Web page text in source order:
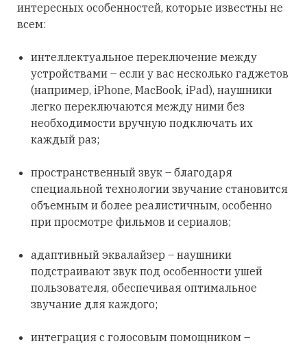
интересных особенностей, которые известны не
всем:
интеллектуальное переключение между
устройствами – если у вас несколько гаджетов
(например, iPhone, MacBook, iPad), наушники
легко переключаются между ними без
необходимости вручную подключать их
каждый раз;
пространственный звук – благодаря
специальной технологии звучание становится
объемным и более реалистичным, особенно
при просмотре фильмов и сериалов;
адаптивный эквалайзер – наушники
подстраивают звук под особенности ушей
пользователя, обеспечивая оптимальное
звучание для каждого;
интеграция с голосовым помощником –